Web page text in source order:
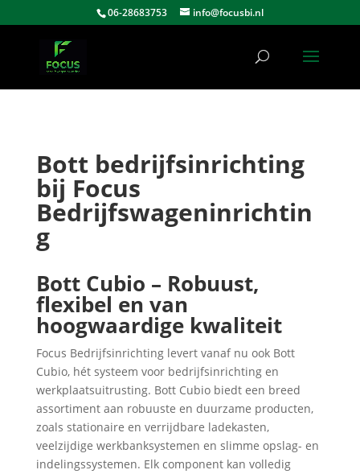
06-28683753 info@focusbi.nl
Bott bedrijfsinrichting
bij Focus
Bedrijfswageninrichtin
g
Bott Cubio – Robuust,
flexibel en van
hoogwaardige kwaliteit
Focus Bedrijfsinrichting levert vanaf nu ook Bott
Cubio, hét systeem voor bedrijfsinrichting en
werkplaatsuitrusting. Bott Cubio biedt een breed
assortiment aan robuuste en duurzame producten,
zoals stationaire en verrijdbare ladekasten,
veelzijdige werkbanksystemen en slimme opslag- en
indelingssystemen. Elk component kan volledig